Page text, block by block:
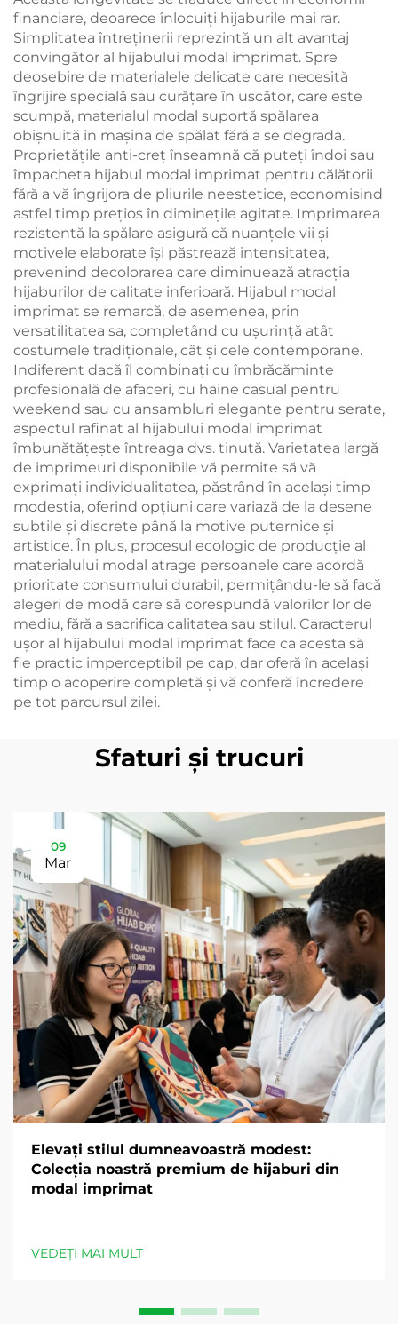
financiare, deoarece înlocuiți hijaburile mai rar.
Simplitatea întreținerii reprezintă un alt avantaj
convingător al hijabului modal imprimat. Spre
deosebire de materialele delicate care necesită
îngrijire specială sau curățare în uscător, care este
scumpă, materialul modal suportă spălarea
obișnuită în mașina de spălat fără a se degrada.
Proprietățile anti-creț înseamnă că puteți îndoi sau
împacheta hijabul modal imprimat pentru călătorii
fără a vă îngrijora de pliurile neestetice, economisind
astfel timp prețios în diminețile agitate. Imprimarea
rezistentă la spălare asigură că nuanțele vii și
motivele elaborate își păstrează intensitatea,
prevenind decolorarea care diminuează atracția
hijaburilor de calitate inferioară. Hijabul modal
imprimat se remarcă, de asemenea, prin
versatilitatea sa, completând cu ușurință atât
costumele tradiționale, cât și cele contemporane.
Indiferent dacă îl combinați cu îmbrăcăminte
profesională de afaceri, cu haine casual pentru
weekend sau cu ansambluri elegante pentru serate,
aspectul rafinat al hijabului modal imprimat
îmbunătățește întreaga dvs. tinută. Varietatea largă
de imprimeuri disponibile vă permite să vă
exprimați individualitatea, păstrând în același timp
modestia, oferind opțiuni care variază de la desene
subtile și discrete până la motive puternice și
artistice. În plus, procesul ecologic de producție al
materialului modal atrage persoanele care acordă
prioritate consumului durabil, permițându-le să facă
alegeri de modă care să corespundă valorilor lor de
mediu, fără a sacrifica calitatea sau stilul. Caracterul
ușor al hijabului modal imprimat face ca acesta să
fie practic imperceptibil pe cap, dar oferă în același
timp o acoperire completă și vă conferă încredere
pe tot parcursul zilei.
Sfaturi și trucuri
09
Mar
Elevați stilul dumneavoastră modest:
Colecția noastră premium de hijaburi din
modal imprimat
VEDEȚI MAI MULT